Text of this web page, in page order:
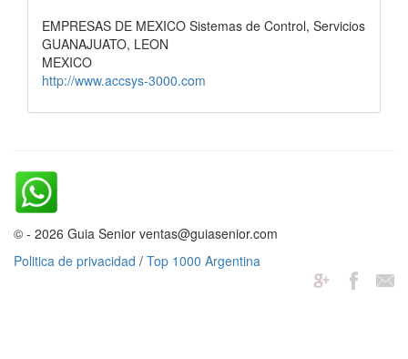
EMPRESAS DE MEXICO Sistemas de Control, Servicios
GUANAJUATO, LEON
MEXICO
http://www.accsys-3000.com
© - 2026 Guia Senior ventas@guiasenior.com
Politica de privacidad / Top 1000 Argentina